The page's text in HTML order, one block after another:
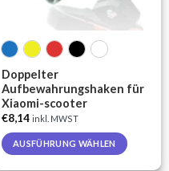
Doppelter
Aufbewahrungshaken für
Xiaomi-scooter
€8,14 inkl. MWST
AUSFÜHRUNG WÄHLEN